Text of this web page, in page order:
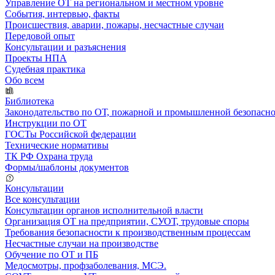
Управление ОТ на региональном и местном уровне
События, интервью, факты
Происшествия, аварии, пожары, несчастные случаи
Передовой опыт
Консультации и разъяснения
Проекты НПА
Судебная практика
Обо всем
Библиотека
Законодательство по ОТ, пожарной и промышленной
Инструкции по ОТ
ГОСТы Российской федерации
Технические нормативы
ТК РФ Охрана труда
Формы/шаблоны документов
Консультации
Все консультации
Консультации органов исполнительной власти
Организация ОТ на предприятии, СУОТ, трудовые споры
Требования безопасности к производственным процессам
Несчастные случаи на производстве
Обучение по ОТ и ПБ
Медосмотры, профзаболевания, МСЭ.